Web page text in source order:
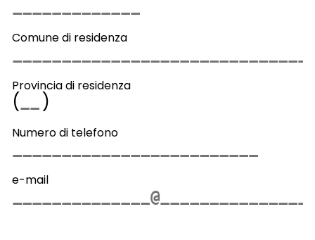
Comune di residenza
Provincia di residenza
( )
Numero di telefono
e-mail